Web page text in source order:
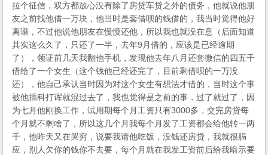
拉个征信，双方都放心没有除了房贷车贷之外的债务，他就说他朋
友之前找他借一万块，他当时是套借呗的钱借的，我当时觉得他好
离谱，不过他说他朋友在慢慢还他，所以我也就没在意（后面知道
其实这么久了，只还了一半，去年9月借的，应该是已经逾期
了），领证前几天我翻他手机，发现他去年八月还套微信的四五千
借给了一个女生（这个钱他已经还完了，目前剩借呗的一万没
还），他自己承认当时因为对这个女生有想法才借的，当时这个事
被他插科打诨就混过去了，我也觉得是之前的事，过了就过了，因
为七月他刚换工作，试用期每个月工资只有3000多，交完房贷每
个月就不剩啥了，所以这几个月我每个月发了工资都会给他转一两
千，他昨天又在哭穷，说要我请他吃饭，没钱还房贷，我就很膈
应，别人欠你的钱你不去要，每个月就在我发工资前后给我暗示要